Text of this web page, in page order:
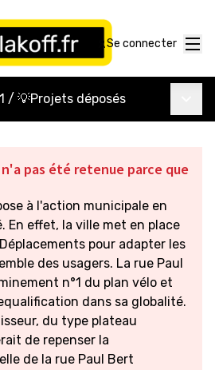
Se connecter
/ 💡Projets déposés
pas été retenue parce que
à l'action municipale en
En effet, la ville met en place
pour adapter les
des usagers. La rue Paul
n°1 du plan vélo et
dans sa globalité.
du type plateau
de repenser la
de la rue Paul Bert